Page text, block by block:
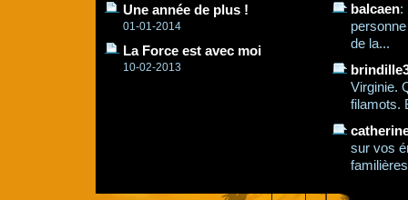
Une année de plus !
01-01-2014
La Force est avec moi
10-02-2013
balcaen:
de la...
Virginie.
filamots.
sur vos